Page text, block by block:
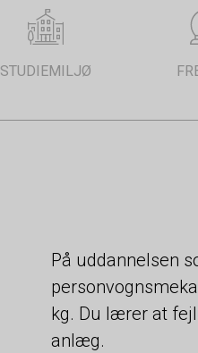
STUDIEMILJØ
På uddannelsen
kg. Du lærer at
anlæg.